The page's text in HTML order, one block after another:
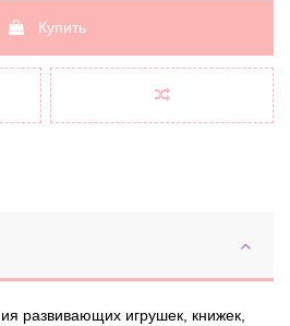
Купить
развивающих игрушек, книжек,